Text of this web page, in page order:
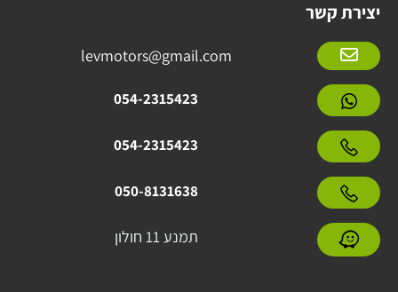
יצירת קשר
levmotors@gmail.com
054-2315423
054-2315423
050-8131638
תמנע 11 חולון